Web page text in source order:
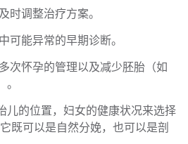
时调整治疗方案。
可能异常的早期诊断。
次怀孕的管理以及减少胚胎（如
儿的位置，妇女的健康状况来选择
既可以是自然分娩，也可以是剖